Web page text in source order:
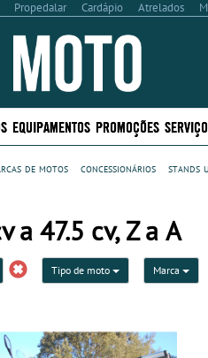
Propedalar Cardápio Atrelados
EQUIPAMENTOS PROMOÇÕES
de motos concessionários stands
a 47.5 cv, Z a A
Tipo de moto Marca